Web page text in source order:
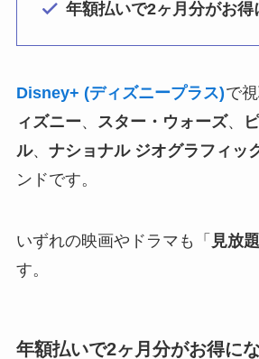
年額払いで2ヶ月分がお得
Disney+ (ディズニープラス)で
ィズニー、 スター・ウォーズ、
ル、 ナショナル ジオグラフィッ
ンドです。
いずれの映画やドラマも「 見放題
す。
年額払いで2ヶ月分がお得にな